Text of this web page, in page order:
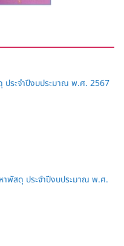
ประจำปีงบประมาณ พ.ศ. 2567
าพัสดุ ประจำปีงบประมาณ พ.ศ.